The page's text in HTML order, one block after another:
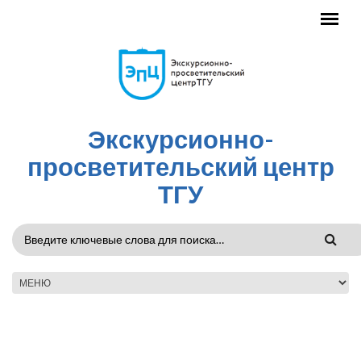
Экскурсионно-
просветительский центр
ТГУ
ФОРМА
ПОИСКА